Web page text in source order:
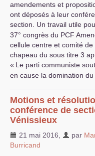
amendements et
ont déposés à leur
section. Un travail utile
37° congrès du PCF
cellule centre et comité
chapeau du sous titre 3
« Le parti communiste
en cause la domination
Motions et
conférence de
Vénissieux
21 mai 2016 par
Burricand